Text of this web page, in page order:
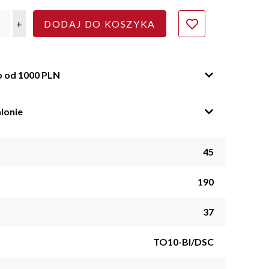
+ DODAJ DO KOSZYKA
1000 PLN
45
190
37
TO10-BI/DSC